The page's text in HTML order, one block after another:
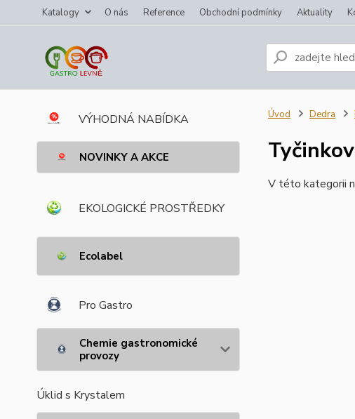
Katalogy O nás Reference Obchodní podmínky Aktuality
VÝHODNÁ NABÍDKA
NOVINKY A AKCE
EKOLOGICKÉ PROSTŘEDKY
Ecolabel
Pro Gastro
Chemie gastronomické
provozy
Úklid s Krystalem
Úvod Dedra
V této kategorii